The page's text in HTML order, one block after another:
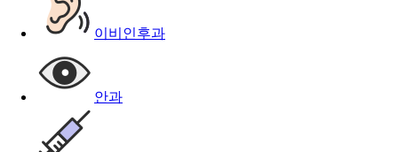
이비인후과
안과